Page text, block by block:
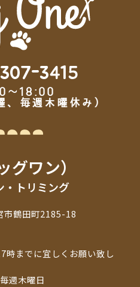
3415
～18:00
、毎週木曜休み）
ワン）
・トリミング
市鶴田町2185-18
時までに宜しくお願い致し
週木曜日